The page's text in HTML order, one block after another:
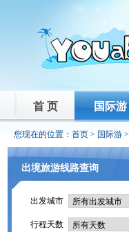
首 页 国际游
您现在的位置： 首页 > 国际游 >
出境旅游线路查询
出发城市
行程天数